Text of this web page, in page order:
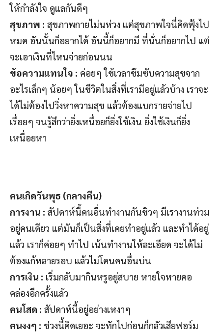
ให้กำลังใจ ดูแลกันดีๆ
สุขภาพ : สุขภาพกายไม่นห่วง แต่สุขภาพใจนี่คิดฟุ้งไป
หมด อันนั้นก็อยากได้ อันนี้ก็อยากมี ที่นั่นก็อยากไป แต่
จะเอาเงินที่ไหนจ่ายก่อนนน
ข้อความแทนใจ : ค่อยๆ ใช้เวลาซึมซับความสุขจาก
อะไรเล็กๆ น้อยๆ ในชีวิตในสิ่งที่เรามีอยู่แล้วบ้าง เราจะ
ได้ไม่ต้องไปวิ่งหาความสุข แล้วต้องแบกรายจ่ายไป
เรื่อยๆ จนรู้สึกว่ายิ่งเหนื่อยก็ยิ่งใช้เงิน ยิ่งใช้เงินก็ยิ่ง
เหนื่อยหา
คนเกิดวันพุธ (กลางคืน)
การงาน : สัปดาห์นี้คนอื่นทำงานกันชิวๆ มีเรางานท่วม
อยู่คนเดียว แต่มันก็เป็นสิ่งที่เคยทำอยู่แล้ว และทำได้อยู่
แล้ว เราก็ค่อยๆ ทำไป เน้นทำงานให้ละเอียด จะได้ไม่
ต้องแก้หลายรอบ แล้วไม่โดนคนอื่นบ่น
การเงิน : เริ่มกลับมากินหรูอยู่สบาย หายใจหายคอ
คล่องอีกครั้งแล้ว
คนโสด : สัปดาห์นี้อยู่อย่างเหงาๆ
คนงงๆ : ช่วงนี้คิดเยอะ จะทักไปก่อนก็กลัวเสียฟอร์ม